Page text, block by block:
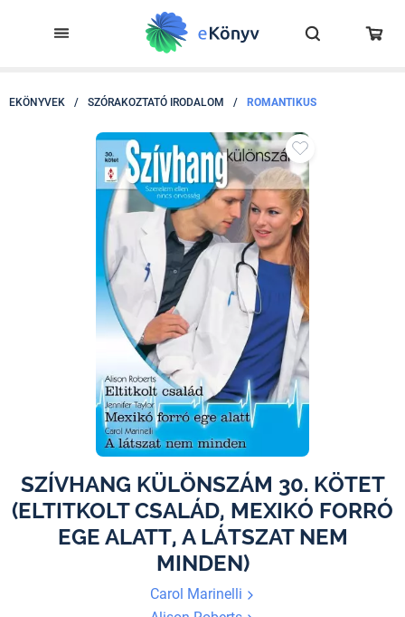
EKÖNYVEK / SZÓRAKOZTATÓ IRODALOM / ROMANTIKUS
SZÍVHANG KÜLÖNSZÁM 30. KÖTET
(ELTITKOLT CSALÁD, MEXIKÓ FORRÓ
EGE ALATT, A LÁTSZAT NEM
MINDEN)
Carol Marinelli